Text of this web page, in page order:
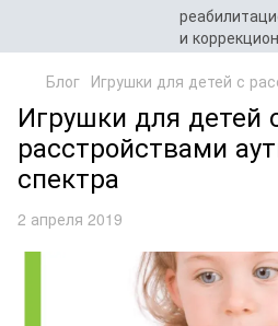
Блог Игрушки для детей с
Игрушки для детей
расстройствами
спектра
2 апреля 2019